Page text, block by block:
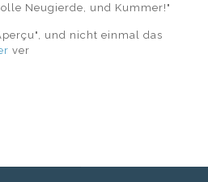
Neugierde, und Kummer!"
und nicht einmal das
ver